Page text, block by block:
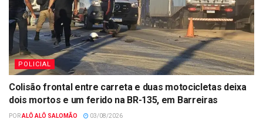
POLICIAL
Colisão frontal entre carreta e duas motocicletas deixa
dois mortos e um ferido na BR-135, em Barreiras
PORALÔ ALÔ SALOMÃO 03/08/2026